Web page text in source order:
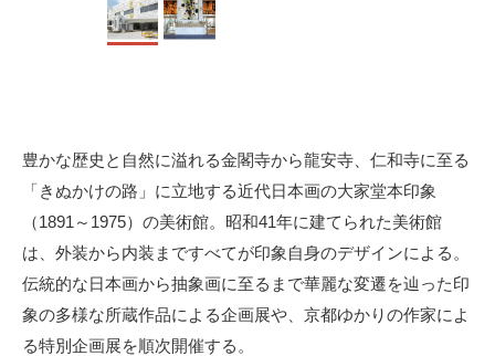
豊かな歴史と自然に溢れる金閣寺から龍安寺、仁和寺に至る
「きぬかけの路」に立地する近代日本画の大家堂本印象
（1891～1975）の美術館。昭和41年に建てられた美術館
は、外装から内装まですべてが印象自身のデザインによる。
伝統的な日本画から抽象画に至るまで華麗な変遷を辿った印
象の多様な所蔵作品による企画展や、京都ゆかりの作家によ
る特別企画展を順次開催する。